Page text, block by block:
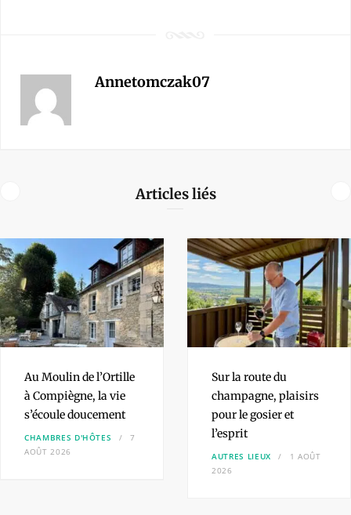
Annetomczak07
Articles liés
Au Moulin de l’Ortille
à Compiègne, la vie
s’écoule doucement
CHAMBRES D'HÔTES
7
AOÛT 2026
Sur la route du
champagne, plaisirs
pour le gosier et
l’esprit
AUTRES LIEUX
1 AOÛT
2026